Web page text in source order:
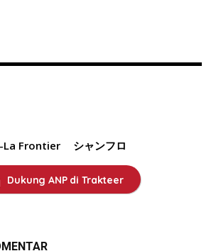
La Frontier シャンフロ
Dukung ANP di Trakteer